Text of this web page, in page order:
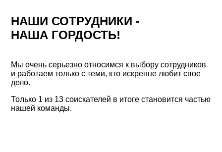
НАШИ СОТРУДНИКИ -
НАША ГОРДОСТЬ!
Мы очень серьезно относимся к выбору сотрудников
и работаем только с теми, кто искренне любит свое
дело.
Только 1 из 13 соискателей в итоге становится частью
нашей команды.